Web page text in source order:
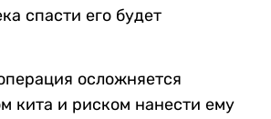
спасти его будет
осложняется
кита и риском нанести ему